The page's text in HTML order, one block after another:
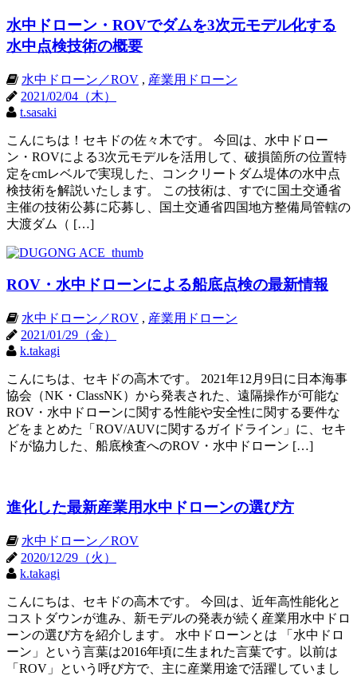
水中ドローン・ROVでダムを3次元モデル化する
水中点検技術の概要
水中ドローン／ROV , 産業用ドローン
2021/02/04（木）
t.sasaki
こんにちは！セキドの佐々木です。 今回は、水中ドロー
ン・ROVによる3次元モデルを活用して、破損箇所の位置特
定をcmレベルで実現した、コンクリートダム堤体の水中点
検技術を解説いたします。 この技術は、すでに国土交通省
主催の技術公募に応募し、国土交通省四国地方整備局管轄の
大渡ダム（ […]
ROV・水中ドローンによる船底点検の最新情報
水中ドローン／ROV , 産業用ドローン
2021/01/29（金）
k.takagi
こんにちは、セキドの高木です。 2021年12月9日に日本海事
協会（NK・ClassNK）から発表された、遠隔操作が可能な
ROV・水中ドローンに関する性能や安全性に関する要件な
どをまとめた「ROV/AUVに関するガイドライン」に、セキ
ドが協力した、船底検査へのROV・水中ドローン […]
進化した最新産業用水中ドローンの選び方
水中ドローン／ROV
2020/12/29（火）
k.takagi
こんにちは、セキドの高木です。 今回は、近年高性能化と
コストダウンが進み、新モデルの発表が続く産業用水中ドロ
ーンの選び方を紹介します。 水中ドローンとは 「水中ドロ
ーン」という言葉は2016年頃に生まれた言葉です。以前は
「ROV」という呼び方で、主に産業用途で活躍していまし